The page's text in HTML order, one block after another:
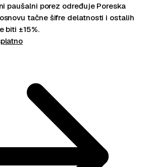
paušalni porez određuje Poreska
tačne šifre delatnosti i ostalih
biti ±15%.